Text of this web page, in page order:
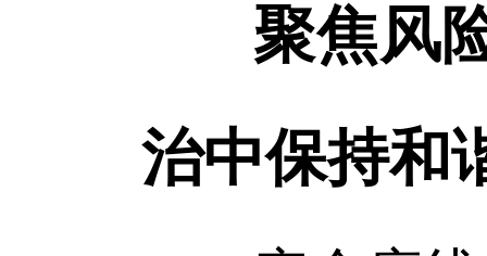
聚焦风
治中保持和